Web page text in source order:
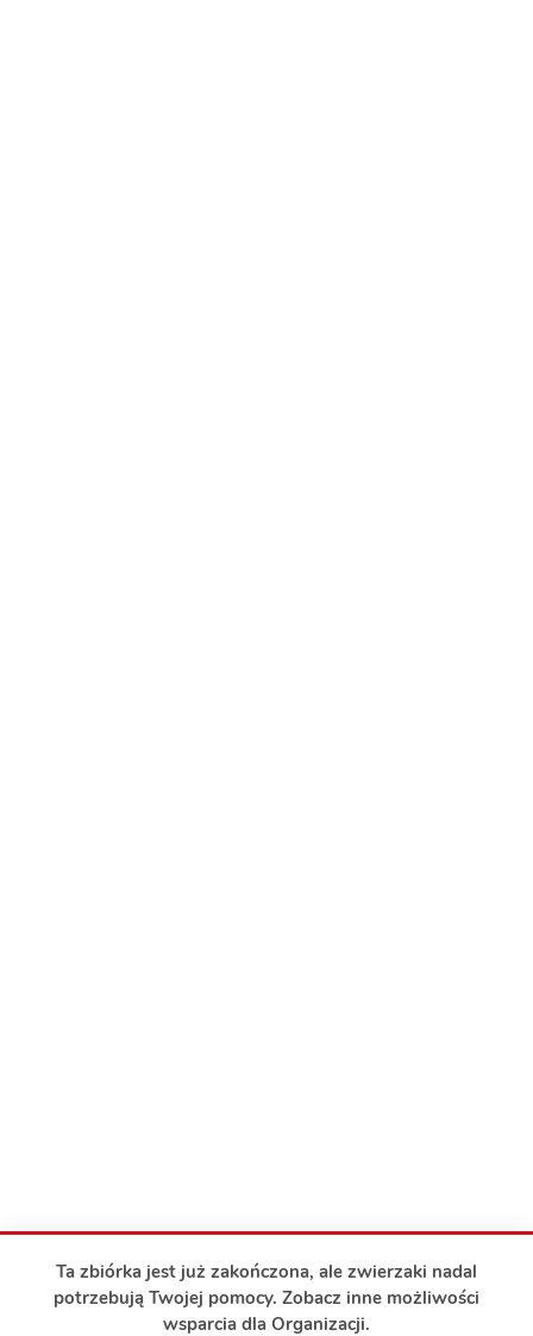
Ta zbiórka jest już zakończona, ale zwierzaki nadal
potrzebują Twojej pomocy. Zobacz inne możliwości
wsparcia dla Organizacji.